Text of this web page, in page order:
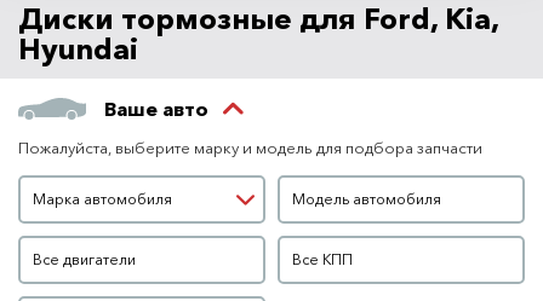
Диски тормозные для Ford, Kia,
Hyundai
Ваше авто
Пожалуйста, выберите марку и модель для подбора запчасти
Марка автомобиля
Марка автомобиля
Модель автомобиля
Модель автомобиля
Двигатель
Все двигатели
КПП
Все КПП